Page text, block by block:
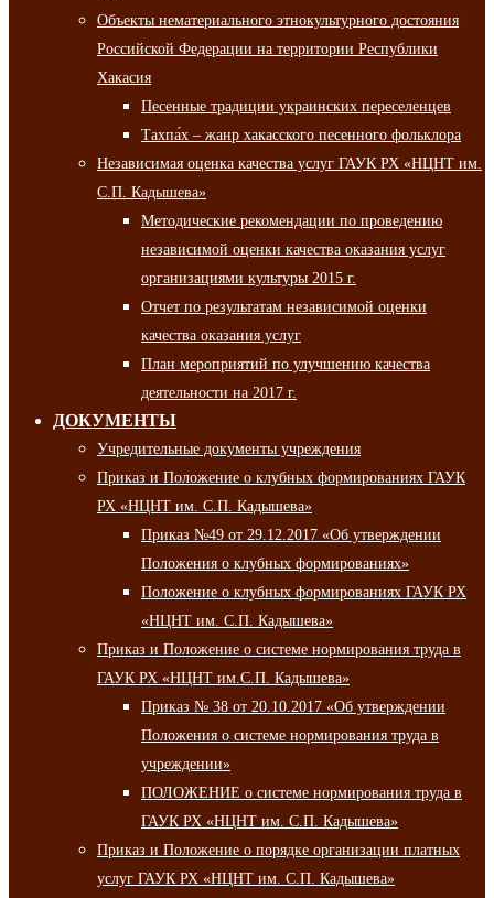
Объекты нематериального этнокультурного достояния
Российской Федерации на территории Республики
Хакасия
Песенные традиции украинских переселенцев
Тахпа́х – жанр хакасского песенного фольклора
Независимая оценка качества услуг ГАУК РХ «НЦНТ им.
С.П. Кадышева»
Методические рекомендации по проведению
независимой оценки качества оказания услуг
организациями культуры 2015 г.
Отчет по результатам независимой оценки
качества оказания услуг
План мероприятий по улучшению качества
деятельности на 2017 г.
ДОКУМЕНТЫ
Учредительные документы учреждения
Приказ и Положение о клубных формированиях ГАУК
РХ «НЦНТ им. С.П. Кадышева»
Приказ №49 от 29.12.2017 «Об утверждении
Положения о клубных формированиях»
Положение о клубных формированиях ГАУК РХ
«НЦНТ им. С.П. Кадышева»
Приказ и Положение о системе нормирования труда в
ГАУК РХ «НЦНТ им.С.П. Кадышева»
Приказ № 38 от 20.10.2017 «Об утверждении
Положения о системе нормирования труда в
учреждении»
ПОЛОЖЕНИЕ о системе нормирования труда в
ГАУК РХ «НЦНТ им. С.П. Кадышева»
Приказ и Положение о порядке организации платных
услуг ГАУК РХ «НЦНТ им. С.П. Кадышева»